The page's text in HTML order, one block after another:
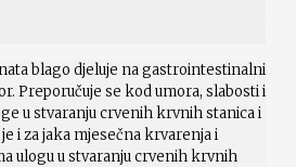
blago djeluje na gastrointestinalni
Preporučuje se kod umora, slabosti i
u stvaranju crvenih krvnih stanica i
i za jaka mjesečna krvarenja i
ulogu u stvaranju crvenih krvnih